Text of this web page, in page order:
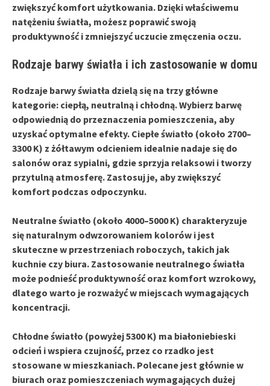
zwiększyć komfort użytkowania. Dzięki właściwemu
natężeniu światła, możesz poprawić swoją
produktywność i zmniejszyć uczucie zmęczenia oczu.
Rodzaje barwy światła i ich zastosowanie w domu
Rodzaje barwy światła dzielą się na trzy główne
kategorie: ciepłą, neutralną i chłodną. Wybierz barwę
odpowiednią do przeznaczenia pomieszczenia, aby
uzyskać optymalne efekty. Ciepłe światło (około 2700–
3300 K) z żółtawym odcieniem idealnie nadaje się do
salonów oraz sypialni, gdzie sprzyja relaksowi i tworzy
przytulną atmosferę. Zastosuj je, aby zwiększyć
komfort podczas odpoczynku.
Neutralne światło (około 4000–5000 K) charakteryzuje
się naturalnym odwzorowaniem kolorów i jest
skuteczne w przestrzeniach roboczych, takich jak
kuchnie czy biura. Zastosowanie neutralnego światła
może podnieść produktywność oraz komfort wzrokowy,
dlatego warto je rozważyć w miejscach wymagających
koncentracji.
Chłodne światło (powyżej 5300 K) ma białoniebieski
odcień i wspiera czujność, przez co rzadko jest
stosowane w mieszkaniach. Polecane jest głównie w
biurach oraz pomieszczeniach wymagających dużej